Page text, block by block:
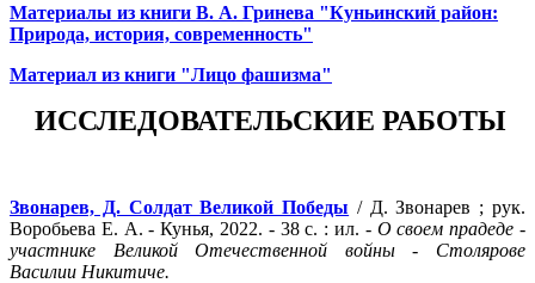
Материалы из книги В. А. Гринева "Куньинский район:
Природа, история, современность"
Материал из книги "Лицо фашизма"
ИССЛЕДОВАТЕЛЬСКИЕ РАБОТЫ
Звонарев, Д. Солдат Великой Победы / Д. Звонарев ; рук.
Воробьева Е. А. - Кунья, 2022. - 38 с. : ил. - О своем прадеде -
участнике Великой Отечественной войны - Столярове
Василии Никитиче.